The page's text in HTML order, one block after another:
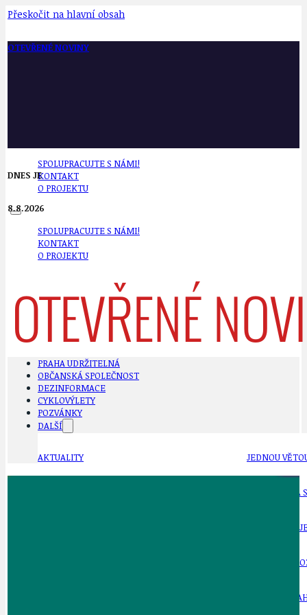
Přeskočit na hlavní obsah
OTEVŘENÉ NOVINY
SPOLUPRACUJTE S NÁMI!
KONTAKT
O PROJEKTU
SPOLUPRACUJTE S NÁMI!
KONTAKT
O PROJEKTU
DNES JE
8.8.2026
PRAHA UDRŽITELNÁ
OBČANSKÁ SPOLEČNOST
DEZINFORMACE
CYKLOVÝLETY
POZVÁNKY
DALŠÍ
AKTUALITY JEDNOU
KLÁNOVICKÁ
KRUHOVÝ
KULTURNÍ
NÁDRAŽÍ